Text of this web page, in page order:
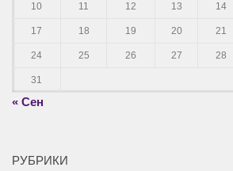
10 11 12 13 14
17 18 19 20 21
24 25 26 27 28
31
« Сен
РУБРИКИ